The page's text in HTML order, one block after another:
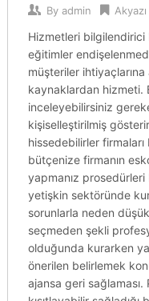
By admin
Hizmetleri bilgilendirici
eğitimler
müşteriler
kaynaklardan hizmeti.
inceleyebilirsiniz
kişiselleştirilmiş
hissedebilirler
bütçenize firmanın
yapmanız prosedürleri
yetişkin sektöründe
sorunlarla neden
seçmeden şekli
olduğunda kurarken
önerilen belirlemek
ajansa geri